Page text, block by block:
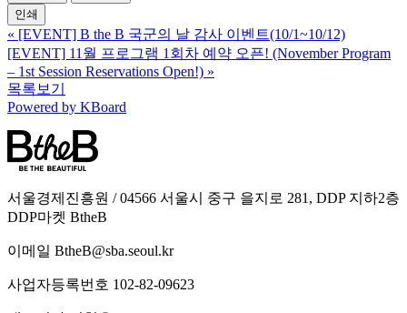
인쇄
« [EVENT] B the B 국군의 날 감사 이벤트(10/1~10/12)
[EVENT] 11월 프로그램 1회차 예약 오픈! (November Program
– 1st Session Reservations Open!) »
목록보기
Powered by KBoard
서울경제진흥원 / 04566 서울시 중구 을지로 281, DDP 지하2층
DDP마켓 BtheB
이메일 BtheB@sba.seoul.kr
사업자등록번호 102-82-09623